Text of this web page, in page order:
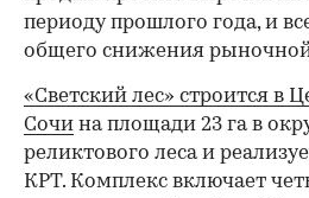
периоду прошлого года, и
общего снижения рыночной
«Светский лес» строится в
Сочи на площади 23 га в
реликтового леса и
КРТ. Комплекс включает